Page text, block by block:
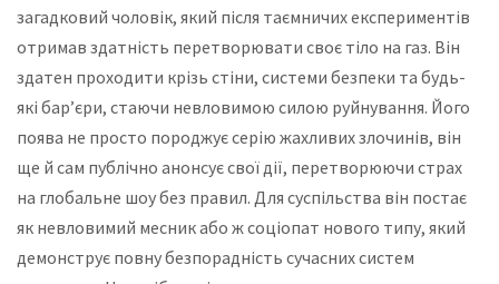
загадковий чоловік, який після таємничих експериментів
отримав здатність перетворювати своє тіло на газ. Він
здатен проходити крізь стіни, системи безпеки та будь-
які бар’єри, стаючи невловимою силою руйнування. Його
поява не просто породжує серію жахливих злочинів, він
ще й сам публічно анонсує свої дії, перетворюючи страх
на глобальне шоу без правил. Для суспільства він постає
як невловимий месник або ж соціопат нового типу, який
демонструє повну безпорадність сучасних систем